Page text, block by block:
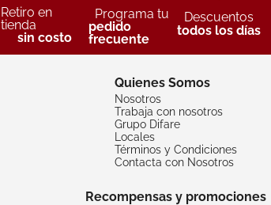
Retiro en
tienda
sin costo
Programa tu
pedido
frecuente
Descuentos
todos los días
Quienes Somos
Nosotros
Trabaja con nosotros
Grupo Difare
Locales
Términos y Condiciones
Contacta con Nosotros
Recompensas y promociones